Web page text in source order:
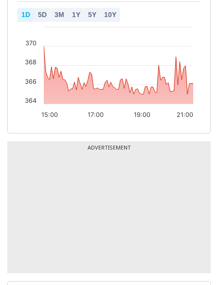
1D 5D 3M 1Y 5Y 10Y
15:00 17:00 19:00 21:00
364
366
368
370
ADVERTISEMENT